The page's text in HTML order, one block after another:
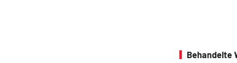
Behandelte